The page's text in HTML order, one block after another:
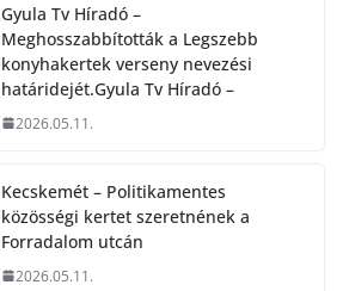
Gyula Tv Híradó –
Meghosszabbították a Legszebb
konyhakertek verseny nevezési
határidejét.Gyula Tv Híradó –
2026.05.11.
Kecskemét – Politikamentes
közösségi kertet szeretnének a
Forradalom utcán
2026.05.11.